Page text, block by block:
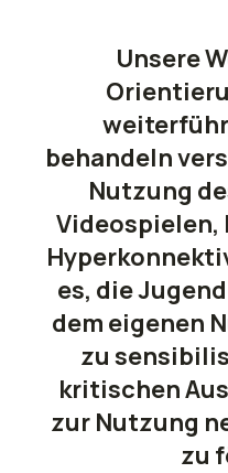
Unsere
behandeln
Nutzung
Videospielen,
es, die
dem eigenen
zu
kritischen
zur Nutzung
zu